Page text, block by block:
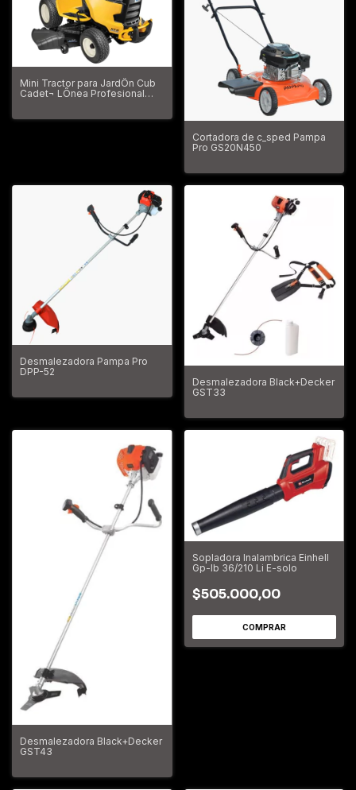
Mini Tractor para JardÕn Cub
Cadet¬ LÕnea Profesional
Cortadora de c_sped Pampa
Pro GS20N450
Desmalezadora Pampa Pro
DPP-52
Desmalezadora Black+Decker
GST33
Desmalezadora Black+Decker
GST43
Sopladora Inalambrica Einhell
Gp-lb 36/210 Li E-solo
$505.000,00